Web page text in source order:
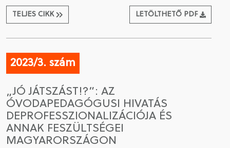
TELJES CIKK LETÖLTHETŐ PDF
2023/3. szám
„JÓ JÁTSZÁST!?”: AZ
ÓVODAPEDAGÓGUSI HIVATÁS
DEPROFESSZIONALIZÁCIÓJA ÉS
ANNAK FESZÜLTSÉGEI
MAGYARORSZÁGON